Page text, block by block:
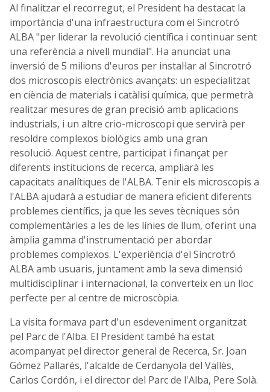
Al finalitzar el recorregut, el President ha destacat la
importància d'una infraestructura com el Sincrotró
ALBA "per liderar la revolució científica i continuar sent
una referència a nivell mundial". Ha anunciat una
inversió de 5 milions d'euros per instal·lar al Sincrotró
dos microscopis electrònics avançats: un especialitzat
en ciència de materials i catàlisi química, que permetrà
realitzar mesures de gran precisió amb aplicacions
industrials, i un altre crio-microscopi que servirà per
resoldre complexos biològics amb una gran
resolució. Aquest centre, participat i finançat per
diferents institucions de recerca, ampliarà les
capacitats analítiques de l'ALBA. Tenir els microscopis a
l'ALBA ajudarà a estudiar de manera eficient diferents
problemes científics, ja que les seves tècniques són
complementàries a les de les línies de llum, oferint una
àmplia gamma d'instrumentació per abordar
problemes complexos. L'experiència d'el Sincrotró
ALBA amb usuaris, juntament amb la seva dimensió
multidisciplinar i internacional, la converteix en un lloc
perfecte per al centre de microscòpia.
La visita formava part d'un esdeveniment organitzat
pel Parc de l'Alba. El President també ha estat
acompanyat pel director general de Recerca, Sr. Joan
Gómez Pallarés, l'alcalde de Cerdanyola del Vallès,
Carlos Cordón, i el director del Parc de l'Alba, Pere Solà.